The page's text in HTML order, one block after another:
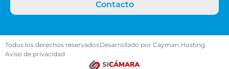
Contacto
Todos los derechos reservadosDesarrollado por Cayman Hosting
Aviso de privacidad